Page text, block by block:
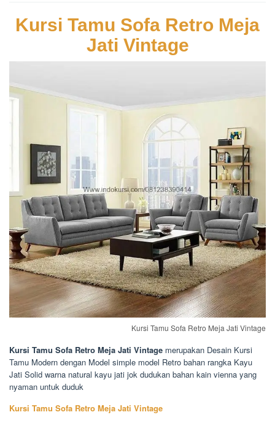
Kursi Tamu Sofa Retro Meja
Jati Vintage
Kursi Tamu Sofa Retro Meja Jati Vintage
Kursi Tamu Sofa Retro Meja Jati Vintage merupakan Desain Kursi
Tamu Modern dengan Model simple model Retro bahan rangka Kayu
Jati Solid warna natural kayu jati jok dudukan bahan kain vienna yang
nyaman untuk duduk
Kursi Tamu Sofa Retro Meja Jati Vintage